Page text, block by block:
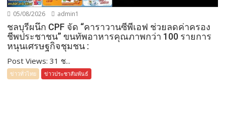
05/08/2026 admin1
ชลบุรีผนึก CPF จัด “คาราวานซีพีเอฟ ช่วยลดค่าครอง
ชีพประชาชน” ขนทัพอาหารคุณภาพกว่า 100 รายการ
หนุนเศรษฐกิจชุมชน :
Post Views: 31 ช...
ข่าวทั่วไทย ข่าวประชาสัมพันธ์